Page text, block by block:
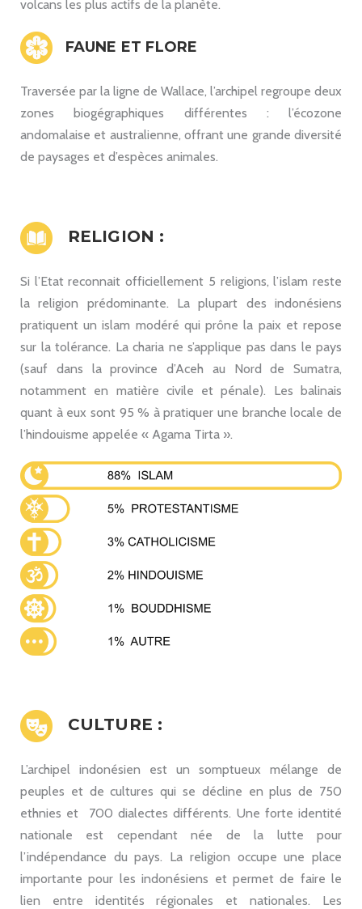
volcans les plus actifs de la planète.
FAUNE ET FLORE
Traversée par la ligne de Wallace, l’archipel regroupe deux
zones biogégraphiques différentes : l’écozone
andomalaise et australienne, offrant une grande diversité
de paysages et d’espèces animales.
RELIGION :
Si l’Etat reconnait officiellement 5 religions, l’islam reste
la religion prédominante. La plupart des indonésiens
pratiquent un islam modéré qui prône la paix et repose
sur la tolérance. La charia ne s’applique pas dans le pays
(sauf dans la province d’Aceh au Nord de Sumatra,
notamment en matière civile et pénale). Les balinais
quant à eux sont 95 % à pratiquer une branche locale de
l’hindouisme appelée « Agama Tirta ».
CULTURE :
L’archipel indonésien est un somptueux mélange de
peuples et de cultures qui se décline en plus de 750
ethnies et 700 dialectes différents. Une forte identité
nationale est cependant née de la lutte pour
l’indépendance du pays. La religion occupe une place
importante pour les indonésiens et permet de faire le
lien entre identités régionales et nationales. Les